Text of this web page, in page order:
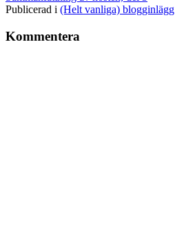
Publicerad i (Helt vanliga) blogginlägg
Kommentera